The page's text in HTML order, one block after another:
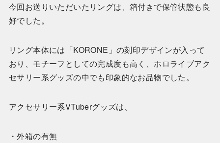
今回お送りいただいたリングは、箱付きで保管状態も良
好でした。
リング本体には「KORONE」の刻印デザインが入って
おり、モチーフとしての完成度も高く、ホロライブアク
セサリー系グッズの中でも印象的なお品物でした。
アクセサリー系VTuberグッズは、
・外箱の有無